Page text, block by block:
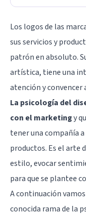
Los logos de las
sus servicios y
patrón en absoluto.
artística, tiene una
atención y convencer
La psicología del
con el marketingy
tener una compañía
productos. Es el arte
estilo, evocar
para que se plantee
A continuación
conocida rama de la